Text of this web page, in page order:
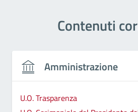
Contenuti
Amministrazione
U.O. Trasparenza